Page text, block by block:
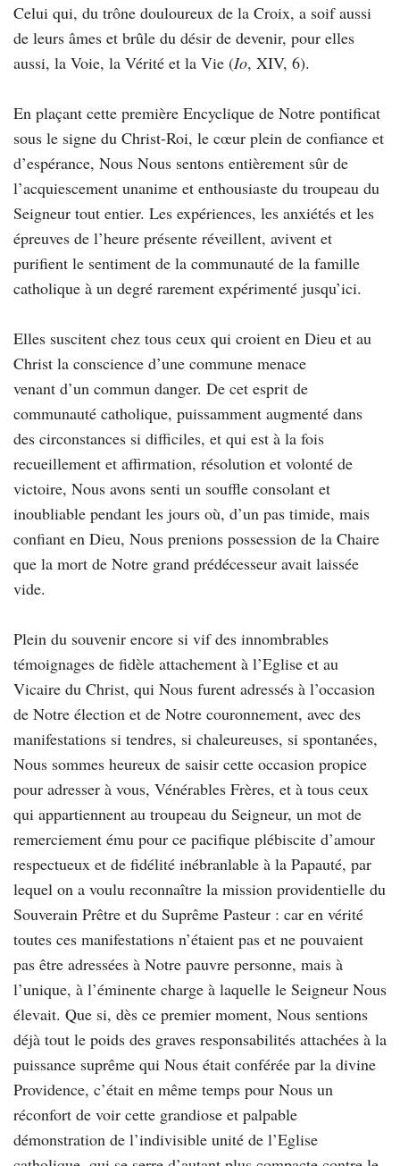
Celui qui, du trône douloureux de la Croix, a soif aussi
de leurs âmes et brûle du désir de devenir, pour elles
aussi, la Voie, la Vérité et la Vie (Io, XIV, 6).
En plaçant cette première Encyclique de Notre pontificat
sous le signe du Christ-Roi, le cœur plein de confiance et
d’espérance, Nous Nous sentons entièrement sûr de
l’acquiescement unanime et enthousiaste du troupeau du
Seigneur tout entier. Les expériences, les anxiétés et les
épreuves de l’heure présente réveillent, avivent et
purifient le sentiment de la communauté de la famille
catholique à un degré rarement expérimenté jusqu’ici.
Elles suscitent chez tous ceux qui croient en Dieu et au
Christ la conscience d’une commune menace
venant d’un commun danger. De cet esprit de
communauté catholique, puissamment augmenté dans
des circonstances si difficiles, et qui est à la fois
recueillement et affirmation, résolution et volonté de
victoire, Nous avons senti un souffle consolant et
inoubliable pendant les jours où, d’un pas timide, mais
confiant en Dieu, Nous prenions possession de la Chaire
que la mort de Notre grand prédécesseur avait laissée
vide.
Plein du souvenir encore si vif des innombrables
témoignages de fidèle attachement à l’Eglise et au
Vicaire du Christ, qui Nous furent adressés à l’occasion
de Notre élection et de Notre couronnement, avec des
manifestations si tendres, si chaleureuses, si spontanées,
Nous sommes heureux de saisir cette occasion propice
pour adresser à vous, Vénérables Frères, et à tous ceux
qui appartiennent au troupeau du Seigneur, un mot de
remerciement ému pour ce pacifique plébiscite d’amour
respectueux et de fidélité inébranlable à la Papauté, par
lequel on a voulu reconnaître la mission providentielle du
Souverain Prêtre et du Suprême Pasteur : car en vérité
toutes ces manifestations n’étaient pas et ne pouvaient
pas être adressées à Notre pauvre personne, mais à
l’unique, à l’éminente charge à laquelle le Seigneur Nous
élevait. Que si, dès ce premier moment, Nous sentions
déjà tout le poids des graves responsabilités attachées à la
puissance suprême qui Nous était conférée par la divine
Providence, c’était en même temps pour Nous un
réconfort de voir cette grandiose et palpable
démonstration de l’indivisible unité de l’Eglise